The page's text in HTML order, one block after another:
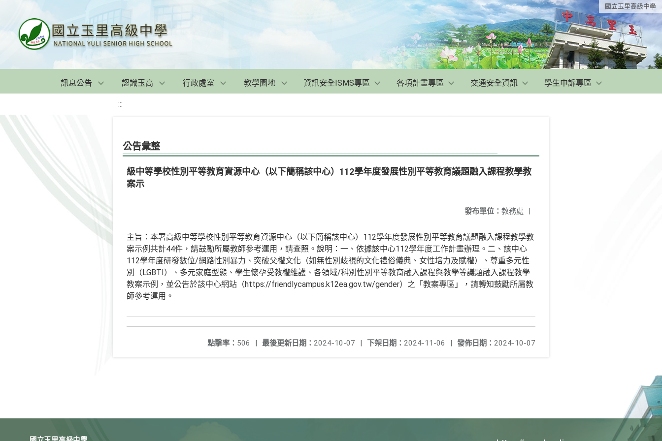
國立玉里高級中學
訊息公告 認識玉高 行政處室 教學園地 資訊安全ISMS專區 各項計畫專區 交通安全資訊 學生申訴專區
:::
公告彙整
級中等學校性別平等教育資源中心（以下簡稱該中心）112學年度發展性別平等教育議題融入課程教學教
案示
發布單位： 教務處 |
主旨：本署高級中等學校性別平等教育資源中心（以下簡稱該中心）112學年度發展性別平等教育議題融入課程教學教
案示例共計44件，請鼓勵所屬教師參考運用，請查照。說明：一、依據該中心112學年度工作計畫辦理。二、該中心
112學年度研發數位/網路性別暴力、突破父權文化（如無性別歧視的文化禮俗儀典、女性培力及賦權）、尊重多元性
別（LGBTI）、多元家庭型態、學生懷孕受教權維護、各領域/科別性別平等教育融入課程與教學等議題融入課程教學
教案示例，並公告於該中心網站（https://friendlycampus.k12ea.gov.tw/gender）之「教案專區」，請轉知鼓勵所屬教
師參考運用。
發佈日期： 2024-10-07
下架日期： 2024-11-06 |
最後更新日期： 2024-10-07 |
點擊率： 506 |